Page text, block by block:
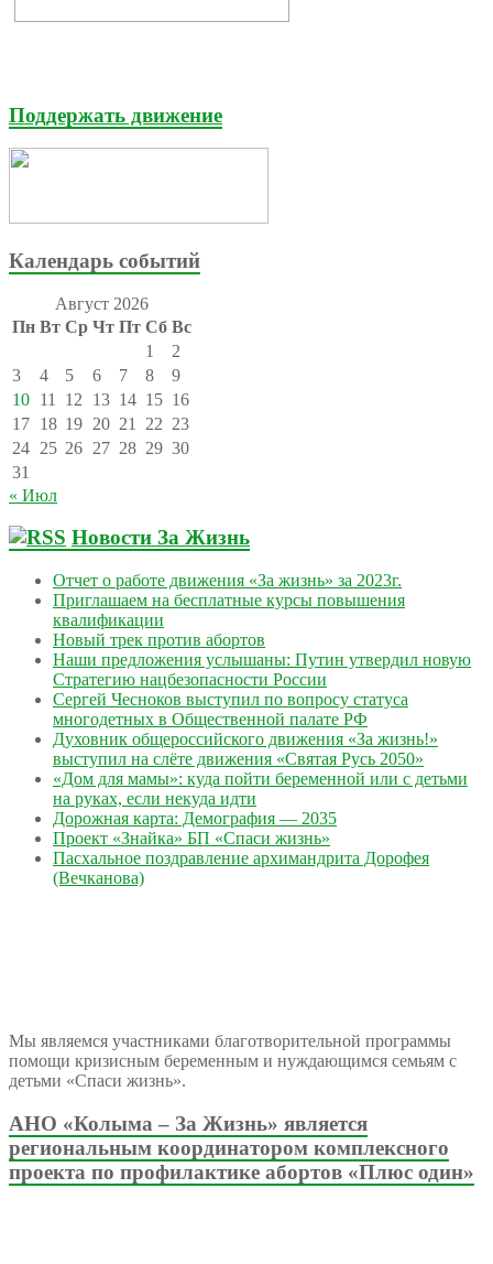
Поддержать движение
Календарь событий
Август 2026
Пн Вт Ср Чт Пт Сб Вс
1
2
3
4 5 6 7 8
9
10 11 12 13 14 15 16
17 18 19 20 21 22 23
24 25 26 27 28 29 30
31
« Июл
Новости За Жизнь
Отчет о работе движения «За жизнь» за 2023г.
Приглашаем на бесплатные курсы повышения
квалификации
Новый трек против абортов
Наши предложения услышаны: Путин утвердил новую
Стратегию нацбезопасности России
Сергей Чесноков выступил по вопросу статуса
многодетных в Общественной палате РФ
Духовник общероссийского движения «За жизнь!»
выступил на слёте движения «Святая Русь 2050»
«Дом для мамы»: куда пойти беременной или с детьми
на руках, если некуда идти
Дорожная карта: Демография — 2035
Проект «Знайка» БП «Спаси жизнь»
Пасхальное поздравление архимандрита Дорофея
(Вечканова)
Мы являемся участниками благотворительной программы
помощи кризисным беременным и нуждающимся семьям с
детьми «Спаси жизнь».
АНО «Колыма – За Жизнь» является
региональным координатором комплексного
проекта по профилактике абортов «Плюс один»